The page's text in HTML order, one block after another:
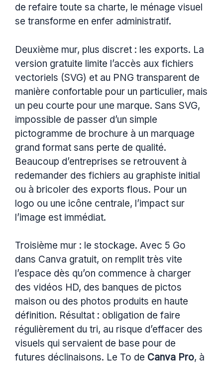
de refaire toute sa charte, le ménage visuel
se transforme en enfer administratif.
Deuxième mur, plus discret : les exports. La
version gratuite limite l’accès aux fichiers
vectoriels (SVG) et au PNG transparent de
manière confortable pour un particulier, mais
un peu courte pour une marque. Sans SVG,
impossible de passer d’un simple
pictogramme de brochure à un marquage
grand format sans perte de qualité.
Beaucoup d’entreprises se retrouvent à
redemander des fichiers au graphiste initial
ou à bricoler des exports flous. Pour un
logo ou une icône centrale, l’impact sur
l’image est immédiat.
Troisième mur : le stockage. Avec 5 Go
dans Canva gratuit, on remplit très vite
l’espace dès qu’on commence à charger
des vidéos HD, des banques de pictos
maison ou des photos produits en haute
définition. Résultat : obligation de faire
régulièrement du tri, au risque d’effacer des
visuels qui servaient de base pour de
futures déclinaisons. Le To de Canva Pro, à